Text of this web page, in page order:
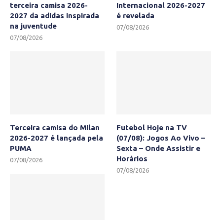
terceira camisa 2026-
2027 da adidas inspirada
na juventude
07/08/2026
Internacional 2026-2027
é revelada
07/08/2026
Terceira camisa do Milan
2026-2027 é lançada pela
PUMA
07/08/2026
Futebol Hoje na TV
(07/08): Jogos Ao Vivo –
Sexta – Onde Assistir e
Horários
07/08/2026